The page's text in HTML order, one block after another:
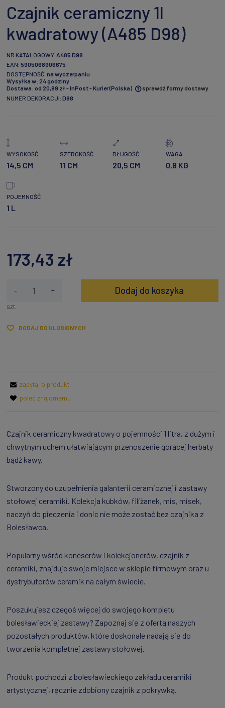
Czajnik ceramiczny 1l
kwadratowy (A485 D98)
NR KATALOGOWY: A485 D98
EAN: 5905068906675
DOSTĘPNOŚĆ: na wyczerpaniu
Wysyłka w: 24 godziny
Dostawa: od 20,99 zł- InPost - Kurier(Polska)
Cena nie zawiera ewentualnych kosztów płatności
sprawdź formy dostawy
NUMER DEKORACJI: D98
WYSOKOŚĆ
14,5 CM
SZEROKOŚĆ
11 CM
DŁUGOŚĆ
20,5 CM
WAGA
0,8 KG
POJEMNOŚĆ
1 L
173,43 zł
- +
szt.
Dodaj do koszyka
DODAJ DO ULUBIONYCH
zapytaj o produkt
poleć znajomemu
Czajnik ceramiczny kwadratowy o pojemności 1 litra, z dużym i
chwytnym uchem ułatwiającym przenoszenie gorącej herbaty
bądź kawy.
Stworzony do uzupełnienia galanterii ceramicznej i zastawy
stołowej ceramiki. Kolekcja kubków, filiżanek, mis, misek,
naczyń do pieczenia i donic nie może zostać bez czajnika z
Bolesławca.
Popularny wśród koneserów i kolekcjonerów, czajnik z
ceramiki, znajduje swoje miejsce w sklepie firmowym oraz u
dystrybutorów ceramik na całym świecie.
Poszukujesz czegoś więcej do swojego kompletu
bolesławieckiej zastawy? Zapoznaj się z ofertą naszych
pozostałych produktów, które doskonale nadają się do
tworzenia kompletnej zastawy stołowej.
Produkt pochodzi z bolesławieckiego zakładu ceramiki
artystycznej, ręcznie zdobiony czajnik z pokrywką.